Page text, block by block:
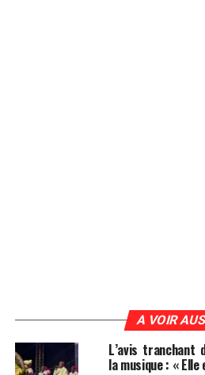
A VOIR
L’avis tranchant
la musique : «